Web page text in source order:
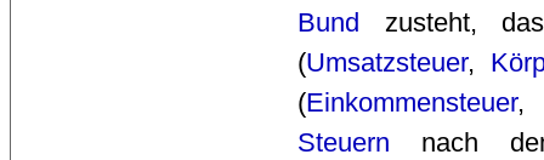
Bund zusteht,
(Umsatzsteuer,
(Einkommensteuer,
Steuern nach